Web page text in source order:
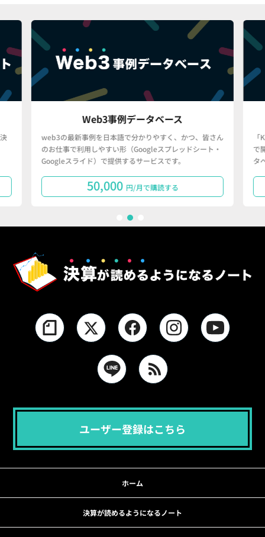
Web3事例データベース
web3の最新事例を日本語で分かりやすく、かつ、皆さん
のお仕事で利用しやすい形（Googleスプレッドシート・
Googleスライド）で提供するサービスです。
50,000 円/月で購読する
で
タ
ユーザー登録はこちら
ホーム
決算が読めるようになるノート